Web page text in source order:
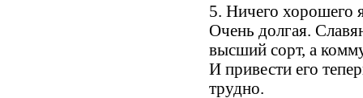
5. Ничего хорошего
Очень долгая.
высший сорт, а
И привести его
трудно.